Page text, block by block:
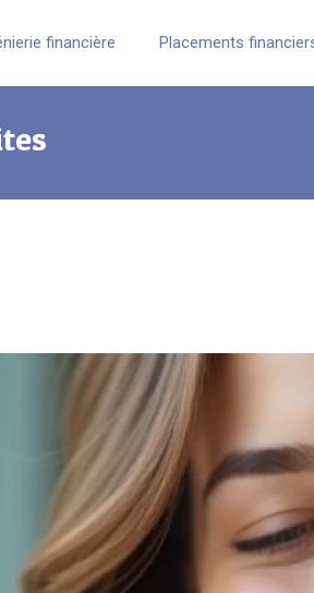
financière Placements